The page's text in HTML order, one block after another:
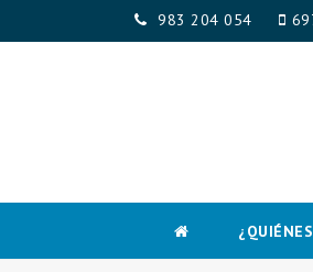
983 204 054